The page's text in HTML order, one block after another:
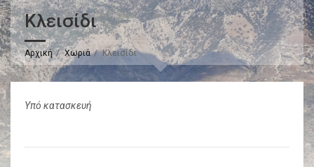
Κλεισίδι
Αρχική Χωριά Κλεισίδι
Υπό κατασκευή